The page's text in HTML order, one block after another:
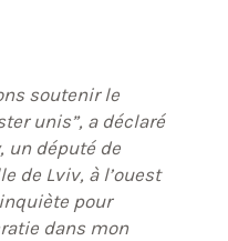
soutenir le
unis”, a déclaré
un député de
de Lviv, à l’ouest
pour
dans mon